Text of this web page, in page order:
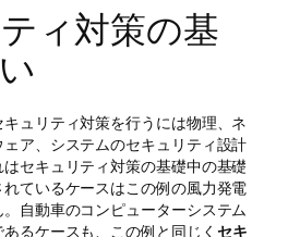
ィ対策の基
ュリティ対策を行うには物理、ネ
ア、システムのセキュリティ設計
セキュリティ対策の基礎中の基礎
ているケースはこの例の風力発電
自動車のコンピューターシステム
るケースも、この例と同じく セキ